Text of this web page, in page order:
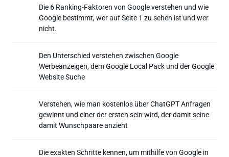
Die 6 Ranking-Faktoren von Google verstehen und wie
Google bestimmt, wer auf Seite 1 zu sehen ist und wer
nicht.
Den Unterschied verstehen zwischen Google
Werbeanzeigen, dem Google Local Pack und der Google
Website Suche
Verstehen, wie man kostenlos über ChatGPT Anfragen
gewinnt und einer der ersten sein wird, der damit seine
damit Wunschpaare anzieht
Die exakten Schritte kennen, um mithilfe von Google in